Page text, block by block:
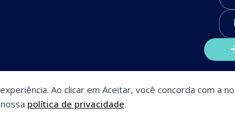
Ao clicar em Aceitar, você concorda com a
política de privacidade.
SiteSmart